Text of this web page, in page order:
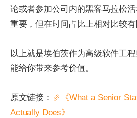
论或者参加公司内的黑客马拉松
重要，但在时间占比上相对比较有
以上就是埃伯茨作为高级软件工
能给你带来参考价值。
原文链接：
《What a Senior
Actually Does》